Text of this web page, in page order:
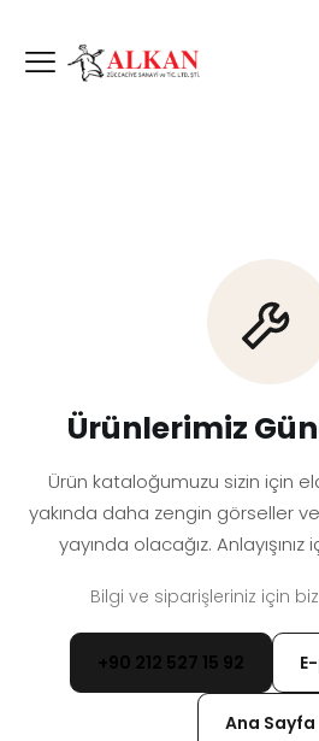
Ürünlerimiz
Ürün kataloğumuzu sizin için
yakında daha zengin görseller
yayında olacağız.
Bilgi ve siparişleriniz için
+90 212 527 15 92
Ana Sayfa